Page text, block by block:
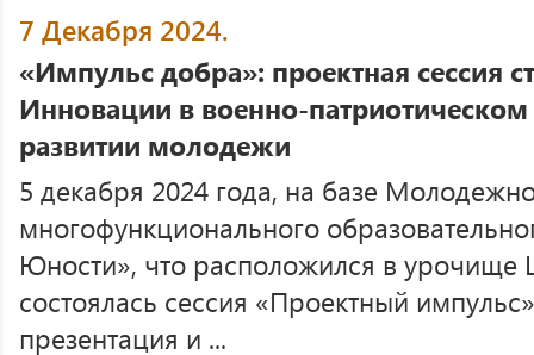
7 Декабря 2024.
«Импульс добра»: проектная сессия
Инновации в военно-
развитии молодежи
5 декабря 2024 года, на базе
многофункционального
Юности», что расположился в урочище
состоялась сессия «Проектный
презентация и ...